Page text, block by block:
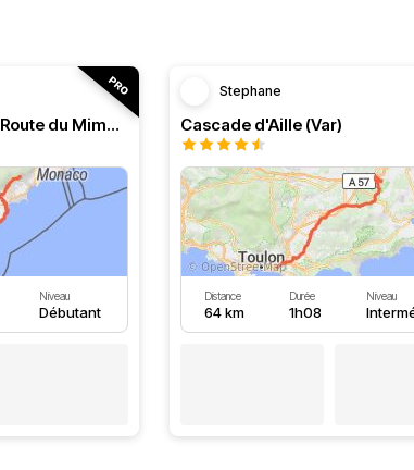
RT n°11 Provence - La Route du Mimosa
Niveau
Débutant
Stephane
Cascade d'Aille (Var)
Distance
64 km
Durée
1h08
Niveau